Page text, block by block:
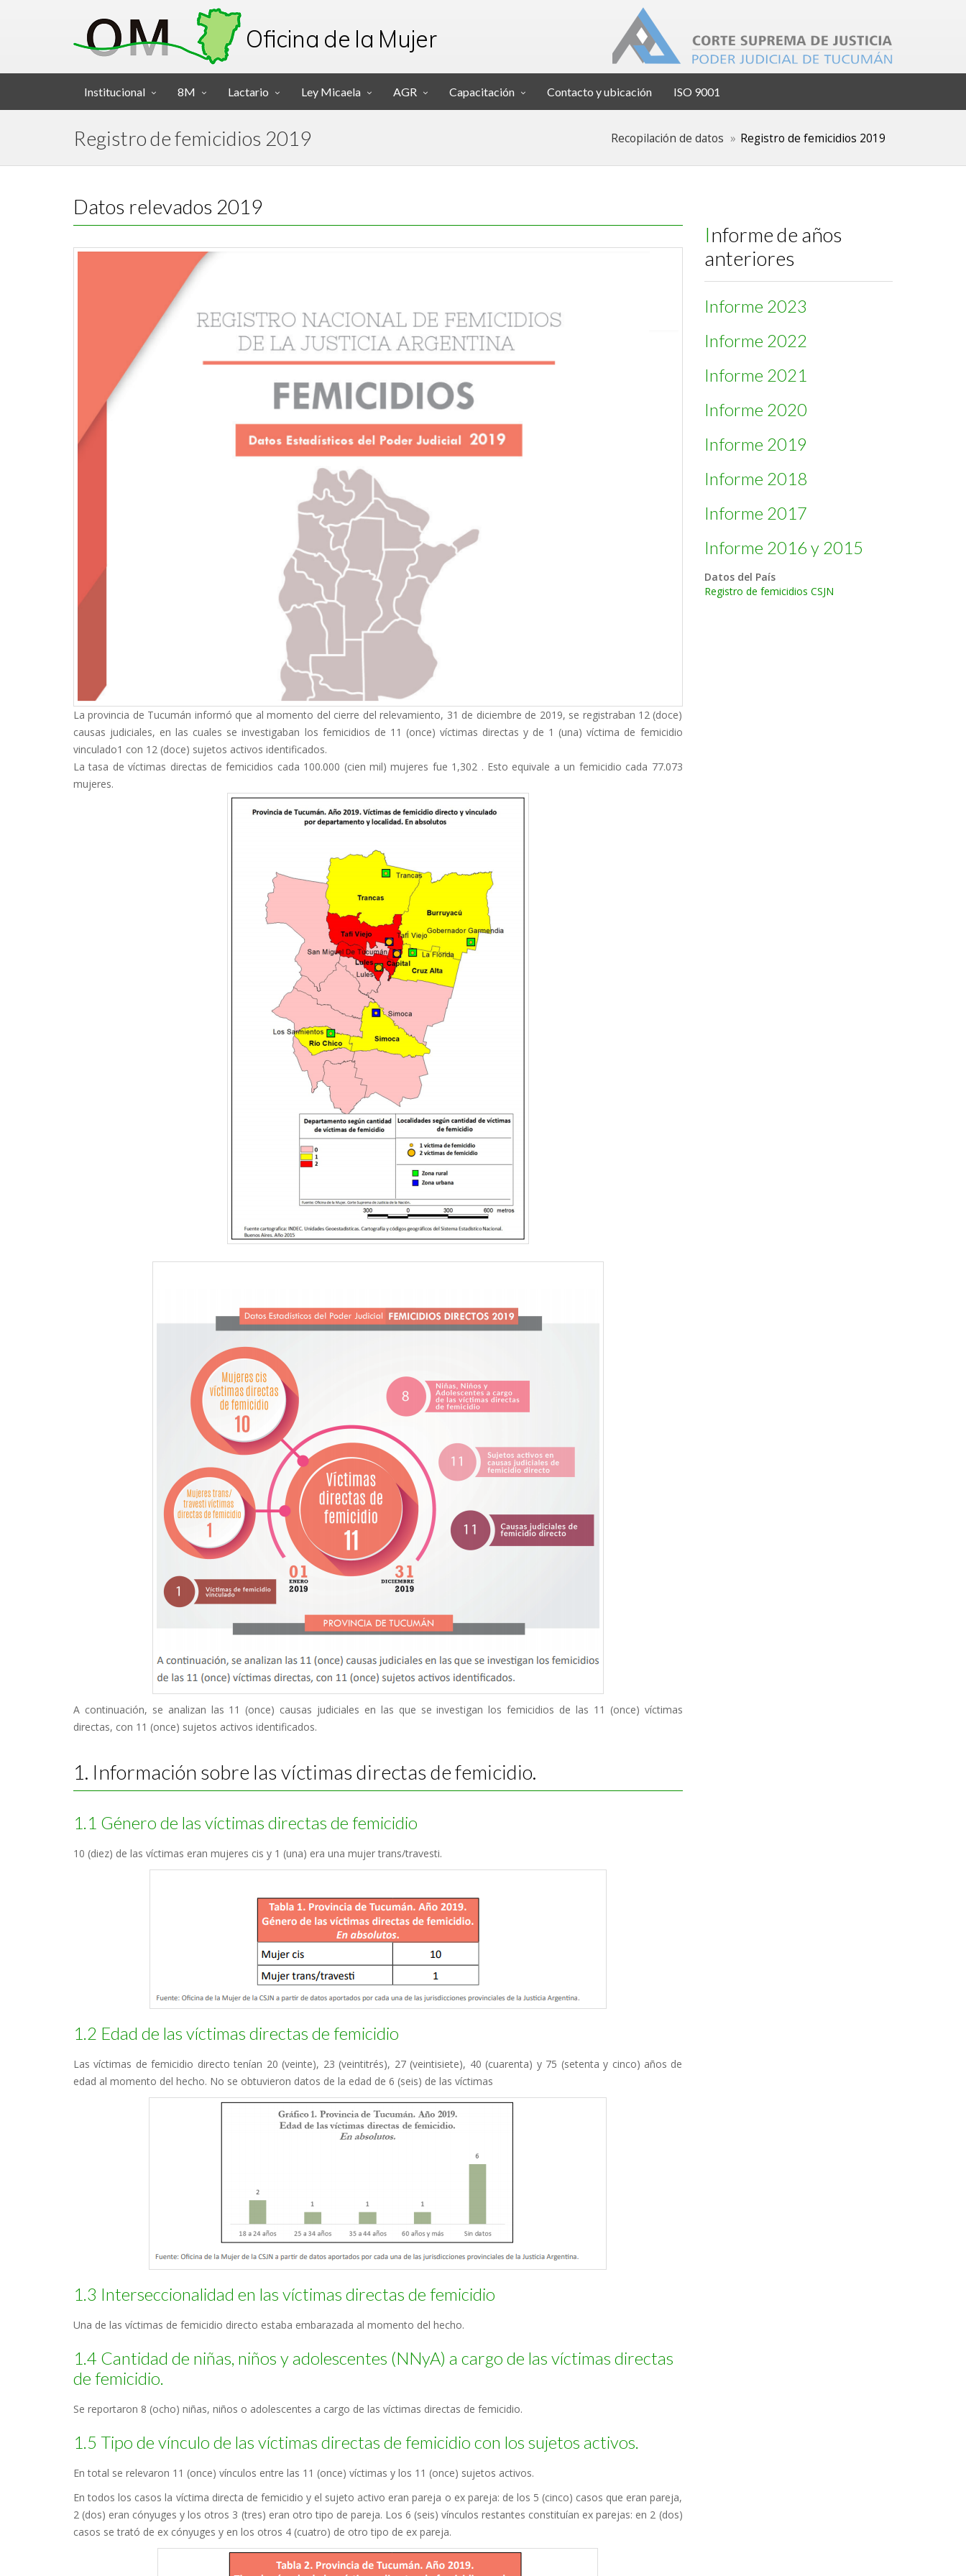
Oficina de la Mujer
Institucional 8M Lactario Ley Micaela AGR Capacitación Contacto y ubicación ISO 9001
Registro de femicidios 2019 Recopilación de datos Registro de femicidios 2019
Datos relevados 2019
La provincia de Tucumán informó que al momento del cierre del relevamiento, 31 de diciembre de 2019, se registraban 12 (doce)
causas judiciales, en las cuales se investigaban los femicidios de 11 (once) víctimas directas y de 1 (una) víctima de femicidio
vinculado1 con 12 (doce) sujetos activos identificados.
La tasa de víctimas directas de femicidios cada 100.000 (cien mil) mujeres fue 1,302 . Esto equivale a un femicidio cada 77.073
mujeres.
A continuación, se analizan las 11 (once) causas judiciales en las que se investigan los femicidios de las 11 (once) víctimas
directas, con 11 (once) sujetos activos identificados.
1. Información sobre las víctimas directas de femicidio.
1.1 Género de las víctimas directas de femicidio
10 (diez) de las víctimas eran mujeres cis y 1 (una) era una mujer trans/travesti.
1.2 Edad de las víctimas directas de femicidio
Las víctimas de femicidio directo tenían 20 (veinte), 23 (veintitrés), 27 (veintisiete), 40 (cuarenta) y 75 (setenta y cinco) años de
edad al momento del hecho. No se obtuvieron datos de la edad de 6 (seis) de las víctimas
1.3 Interseccionalidad en las víctimas directas de femicidio
Una de las víctimas de femicidio directo estaba embarazada al momento del hecho.
1.4 Cantidad de niñas, niños y adolescentes (NNyA) a cargo de las víctimas directas
de femicidio.
Se reportaron 8 (ocho) niñas, niños o adolescentes a cargo de las víctimas directas de femicidio.
1.5 Tipo de vínculo de las víctimas directas de femicidio con los sujetos activos.
En total se relevaron 11 (once) vínculos entre las 11 (once) víctimas y los 11 (once) sujetos activos.
En todos los casos la víctima directa de femicidio y el sujeto activo eran pareja o ex pareja: de los 5 (cinco) casos que eran pareja,
2 (dos) eran cónyuges y los otros 3 (tres) eran otro tipo de pareja. Los 6 (seis) vínculos restantes constituían ex parejas: en 2 (dos)
casos se trató de ex cónyuges y en los otros 4 (cuatro) de otro tipo de ex pareja.
Informe de años
anteriores
Informe 2023
Informe 2022
Informe 2021
Informe 2020
Informe 2019
Informe 2018
Informe 2017
Informe 2016 y 2015
Datos del País
Registro de femicidios CSJN